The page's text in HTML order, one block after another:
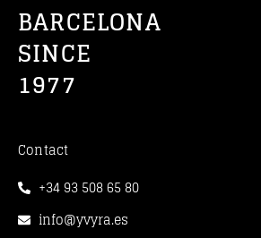
BARCELONA
SINCE
1977
Contact
+34 93 508 65 80
info@yvyra.es